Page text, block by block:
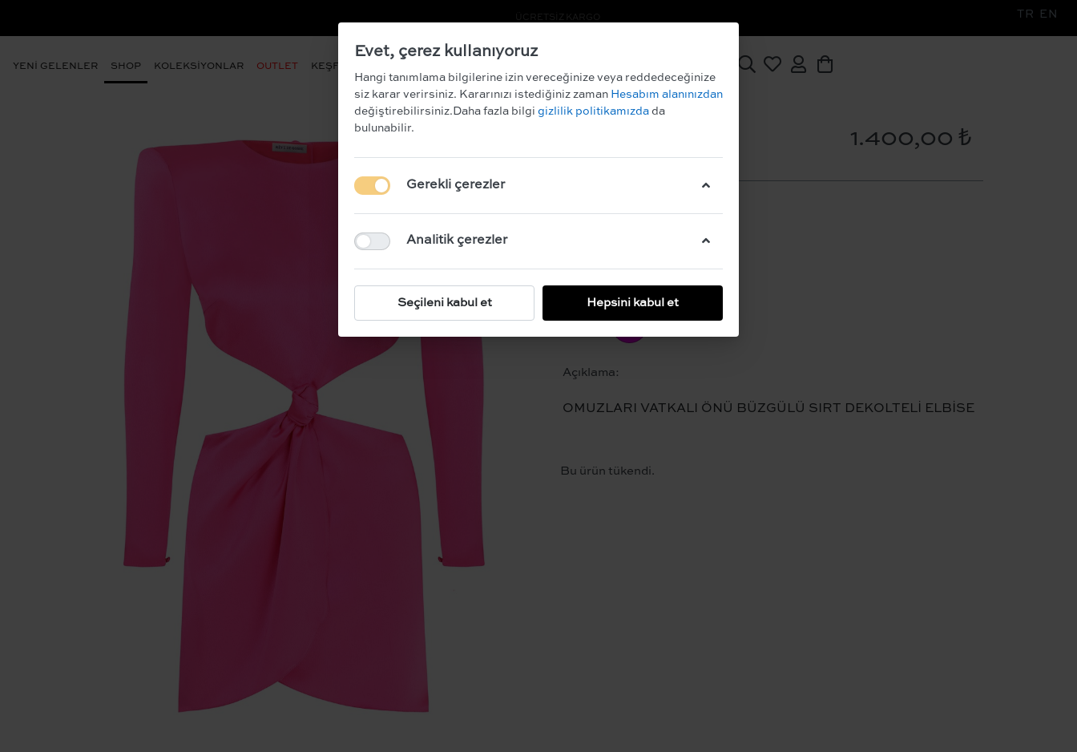
ÜCRETSİZ KARGO TR EN
YENİ GELENLER SHOP KOLEKSİYONLAR OUTLET KEŞFET
1.400,00 ₺
Mevcut olduğunda bana bildir
RENK
Açıklama:
OMUZLARI VATKALI ÖNÜ BÜZGÜLÜ SIRT DEKOLTELİ ELBİSE​
Bu ürün tükendi.
Evet, çerez kullanıyoruz
Hangi tanımlama bilgilerine izin vereceğinize veya reddedeceğinize
siz karar verirsiniz. Kararınızı istediğiniz zaman Hesabım alanınızdan
değiştirebilirsiniz.Daha fazla bilgi gizlilik politikamızda da
bulunabilir.
Gerekli çerezler
Analitik çerezler
Seçileni kabul et Hepsini kabul et